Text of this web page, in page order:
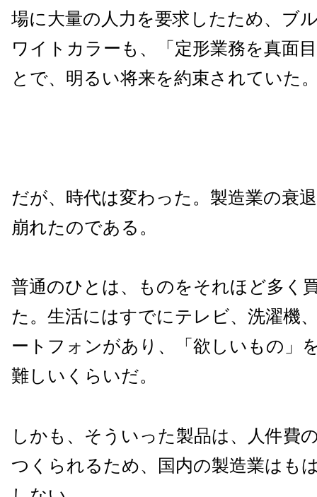
場に大量の人力を要求したため、ブ
ワイトカラーも、「定形業務を真面
とで、明るい将来を約束されていた
だが、時代は変わった。製造業の衰
崩れたのである。
普通のひとは、ものをそれほど多く
た。生活にはすでにテレビ、洗濯機
ートフォンがあり、「欲しいもの」
難しいくらいだ。
しかも、そういった製品は、人件費
つくられるため、国内の製造業はも